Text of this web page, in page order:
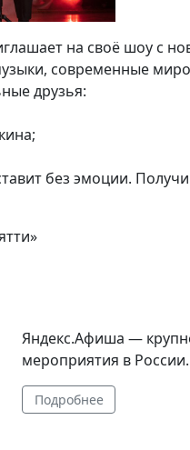
на своё шоу с
современные
друзья:
без эмоции.
Яндекс.Афиша —
мероприятия в России.
Подробнее